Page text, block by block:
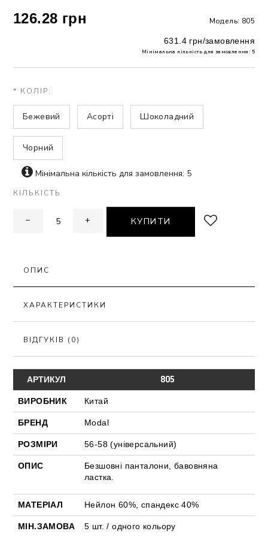
126.28 грн Модель: 805
631.4 грн/замовлення
Мінімальна кількість для замовлення: 5
* КОЛІР:
Бежевий Асорті Шоколадний
Чорний
Мінімальна кількість для замовлення: 5
КІЛЬКІСТЬ
− + КУПИТИ
ОПИС
ХАРАКТЕРИСТИКИ
ВІДГУКІВ (0)
АРТИКУЛ 805
ВИРОБНИК Китай
БРЕНД Modal
РОЗМІРИ 56-58 (універсальний)
ОПИС
Безшовні панталони, бавовняна
ластка.
МАТЕРІАЛ Нейлон 60%, спандекс 40%
МІН.ЗАМОВА 5 шт. / одного кольору